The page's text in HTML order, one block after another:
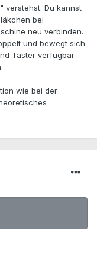
verstehst. Du kannst
bei
neu verbinden.
und bewegt sich
Taster verfügbar
wie bei der